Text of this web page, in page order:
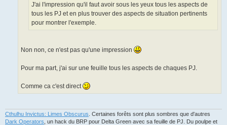
J'ai l'impression qu'il faut avoir sous les yeux tous les aspects de
tous les PJ et en plus trouver des aspects de situation pertinents
pour montrer l'exemple.
Non non, ce n'est pas qu'une impression
Pour ma part, j'ai sur une feuille tous les aspects de chaques PJ.
Comme ca c'est direct
Cthulhu Invictus: Limes Obscurus . Certaines forêts sont plus sombres que d'autres
Dark Operators , un hack du BRP pour Delta Green avec sa feuille de PJ. Du poulpe et